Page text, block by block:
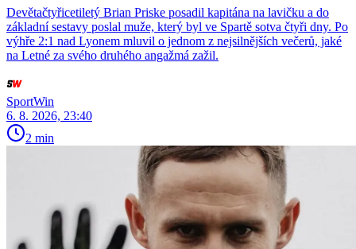
Devětačtyřicetiletý Brian Priske posadil kapitána na lavičku a do
základní sestavy poslal muže, který byl ve Spartě sotva čtyři dny. Po
výhře 2:1 nad Lyonem mluvil o jednom z nejsilnějších večerů, jaké
na Letné za svého druhého angažmá zažil.
SportWin
6. 8. 2026, 23:40
2 min